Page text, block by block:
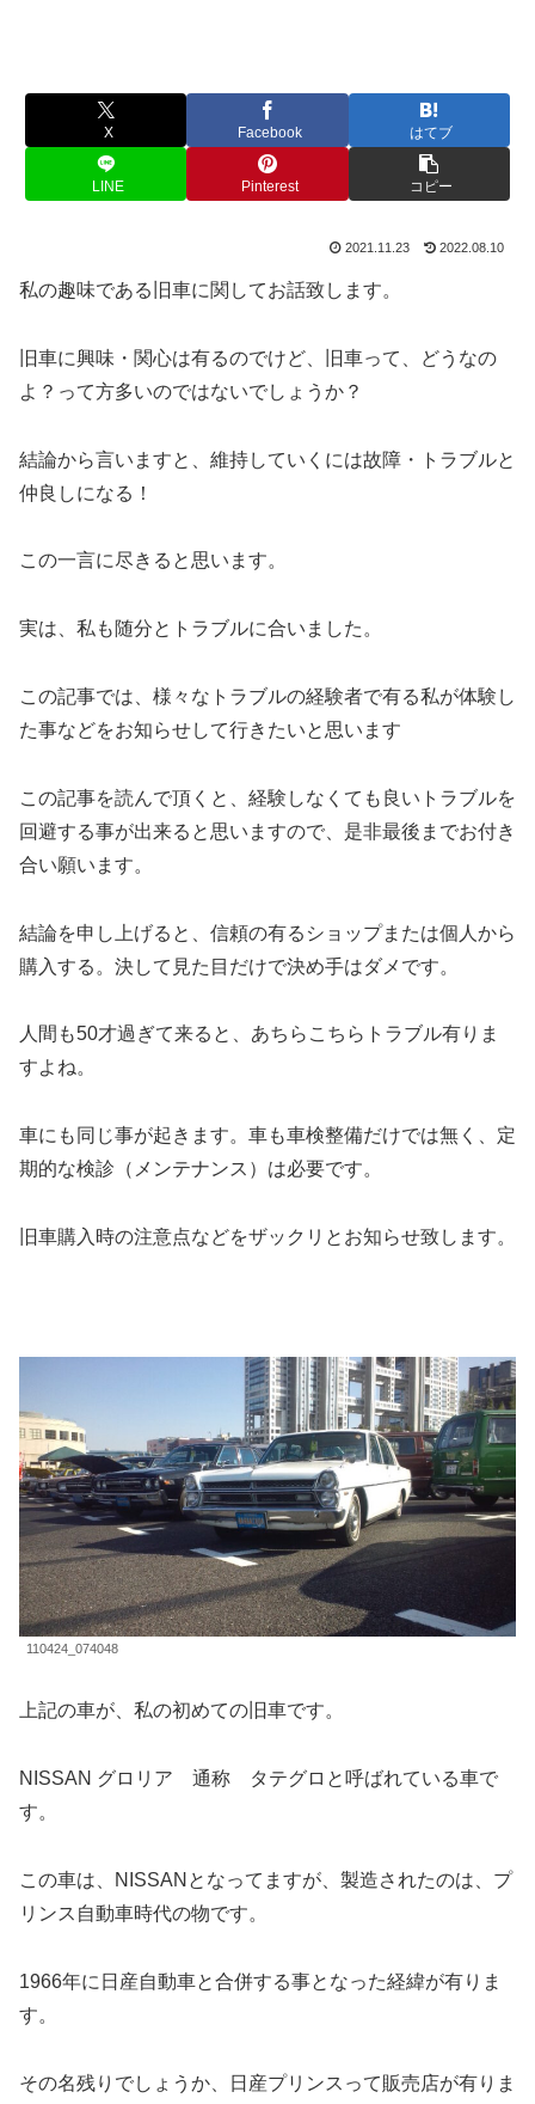
X Facebook はてブ
LINE Pinterest コピー
2021.11.23 2022.08.10
私の趣味である旧車に関してお話致します。
旧車に興味・関心は有るのでけど、旧車って、どうなの
よ？って方多いのではないでしょうか？
結論から言いますと、維持していくには故障・トラブルと
仲良しになる！
この一言に尽きると思います。
実は、私も随分とトラブルに合いました。
この記事では、様々なトラブルの経験者で有る私が体験し
た事などをお知らせして行きたいと思います
この記事を読んで頂くと、経験しなくても良いトラブルを
回避する事が出来ると思いますので、是非最後までお付き
合い願います。
結論を申し上げると、信頼の有るショップまたは個人から
購入する。決して見た目だけで決め手はダメです。
人間も50才過ぎて来ると、あちらこちらトラブル有りま
すよね。
車にも同じ事が起きます。車も車検整備だけでは無く、定
期的な検診（メンテナンス）は必要です。
旧車購入時の注意点などをザックリとお知らせ致します。
110424_074048
上記の車が、私の初めての旧車です。
NISSAN グロリア 通称 タテグロと呼ばれている車で
す。
この車は、NISSANとなってますが、製造されたのは、プ
リンス自動車時代の物です。
1966年に日産自動車と合併する事となった経緯が有りま
す。
その名残りでしょうか、日産プリンスって販売店が有りま